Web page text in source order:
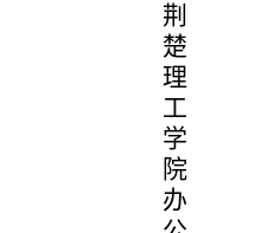
荆
楚
理
工
学
院
办